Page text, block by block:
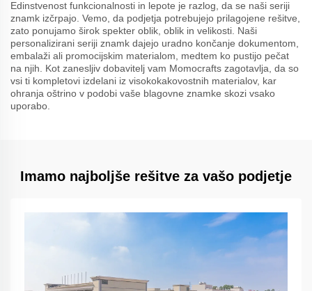
Edinstvenost funkcionalnosti in lepote je razlog, da se naši seriji
znamk izčrpajo. Vemo, da podjetja potrebujejo prilagojene rešitve,
zato ponujamo širok spekter oblik, oblik in velikosti. Naši
personalizirani seriji znamk dajejo uradno končanje dokumentom,
embalaži ali promocijskim materialom, medtem ko pustijo pečat
na njih. Kot zanesljiv dobavitelj vam Momocrafts zagotavlja, da so
vsi ti kompletovi izdelani iz visokokakovostnih materialov, kar
ohranja oštrino v podobi vaše blagovne znamke skozi vsako
uporabo.
Imamo najboljše rešitve za vašo podjetje